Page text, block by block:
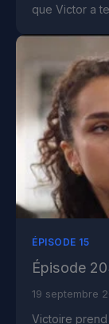
que Victor a
ÉPISODE 15
Épisode
19 septembre
Victoire prend